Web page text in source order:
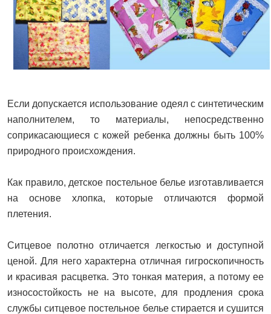
Если допускается использование одеял с синтетическим
наполнителем, то материалы, непосредственно
соприкасающиеся с кожей ребенка должны быть 100%
природного происхождения.
Как правило, детское постельное белье изготавливается
на основе хлопка, которые отличаются формой
плетения.
Ситцевое полотно отличается легкостью и доступной
ценой. Для него характерна отличная гигроскопичность
и красивая расцветка. Это тонкая материя, а потому ее
износостойкость не на высоте, для продления срока
службы ситцевое постельное белье стирается и сушится